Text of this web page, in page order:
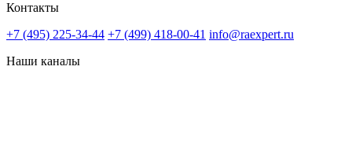
Контакты
+7 (495) 225-34-44 +7 (499) 418-00-41 info@raexpert.ru
Наши каналы